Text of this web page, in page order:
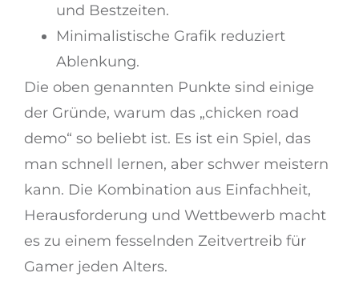
und Bestzeiten.
Minimalistische Grafik reduziert
Ablenkung.
Die oben genannten Punkte sind einige
der Gründe, warum das „chicken road
demo“ so beliebt ist. Es ist ein Spiel, das
man schnell lernen, aber schwer meistern
kann. Die Kombination aus Einfachheit,
Herausforderung und Wettbewerb macht
es zu einem fesselnden Zeitvertreib für
Gamer jeden Alters.